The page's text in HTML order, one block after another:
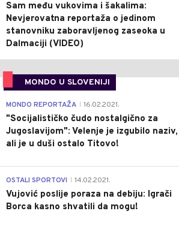
Sam među vukovima i šakalima:
Nevjerovatna reportaža o jedinom
stanovniku zaboravljenog zaseoka u
Dalmaciji (VIDEO)
MONDO U SLOVENIJI
MONDO REPORTAŽA 16.02.2021.
"Socijalističko čudo nostalgično za
Jugoslavijom": Velenje je izgubilo naziv,
ali je u duši ostalo Titovo!
OSTALI SPORTOVI 14.02.2021.
Vujović poslije poraza na debiju: Igrači
Borca kasno shvatili da mogu!